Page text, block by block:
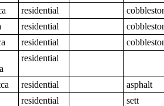
residential
residential
residential
residential
residential
asphalt
residential sett